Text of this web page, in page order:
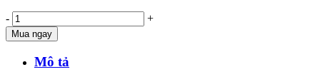
- +
Mua ngay
Mô tả